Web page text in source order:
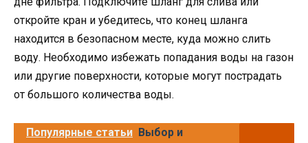
откройте кран и убедитесь, что конец шланга
находится в безопасном месте, куда можно слить
воду. Необходимо избежать попадания воды на газон
или другие поверхности, которые могут пострадать
от большого количества воды.
Популярные статьи Выбор и